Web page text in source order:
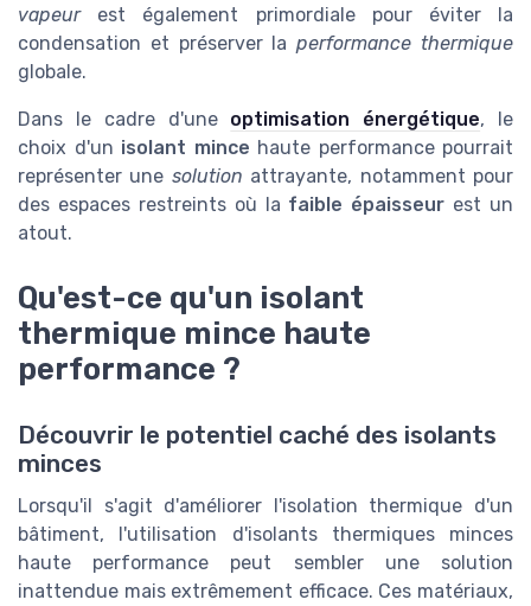
vapeurest également primordiale pour éviter la
condensation et préserver laperformance thermique
globale.
Dans le cadre d'une optimisation énergétique, le
choix d'un isolant mince haute performance pourrait
représenter une solution attrayante, notamment pour
des espaces restreints où la faible épaisseur est un
atout.
Qu'est-ce qu'un isolant
thermique mince haute
performance ?
Découvrir le potentiel caché des isolants
minces
Lorsqu'il s'agit d'améliorer l'isolation thermique d'un
bâtiment, l'utilisation d'isolants thermiques minces
haute performance peut sembler une solution
inattendue mais extrêmement efficace. Ces matériaux,